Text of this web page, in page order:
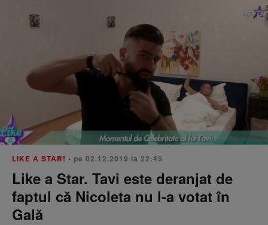
LIKE A STAR! • pe 02.12.2019 la 22:45
Like a Star. Tavi este deranjat de
faptul că Nicoleta nu l-a votat în
Gală